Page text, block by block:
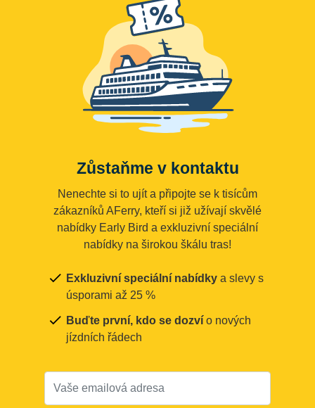
Zůstaňme v kontaktu
Nenechte si to ujít a připojte se k tisícům
zákazníků AFerry, kteří si již užívají skvělé
nabídky Early Bird a exkluzivní speciální
nabídky na širokou škálu tras!
Exkluzivní speciální nabídky a slevy s
úsporami až 25 %
Buďte první, kdo se dozví o nových
jízdních řádech